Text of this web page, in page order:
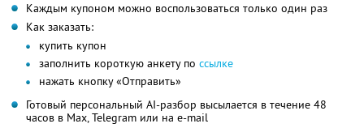
Каждым купоном можно воспользоваться только один раз
Как заказать:
купить купон
заполнить короткую анкету по ссылке
нажать кнопку «Отправить»
Готовый персональный AI-разбор высылается в течение 48
часов в Max, Telegram или на e-mail